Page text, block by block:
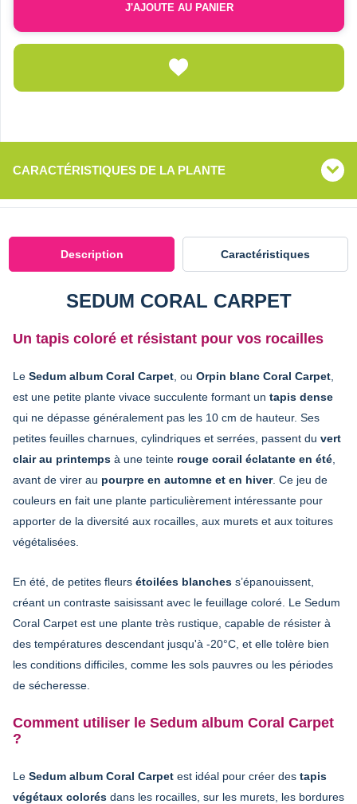
J'AJOUTE AU PANIER
CARACTÉRISTIQUES DE LA PLANTE
Description Caractéristiques
SEDUM CORAL CARPET
Un tapis coloré et résistant pour vos rocailles
Le Sedum album Coral Carpet , ou Orpin blanc Coral Carpet
est une petite plante vivace succulente formant un tapis dense
qui ne dépasse généralement pas les 10 cm de hauteur. Ses
petites feuilles charnues, cylindriques et serrées, passent du vert
clair au printemps à une teinte rouge corail éclatante en été
avant de virer au pourpre en automne et en hiver. Ce jeu de
couleurs en fait une plante particulièrement intéressante pour
apporter de la diversité aux rocailles, aux murets et aux toitures
végétalisées.
En été, de petites fleurs étoilées blanches s’épanouissent,
créant un contraste saisissant avec le feuillage coloré. Le Sedum
Coral Carpet est une plante très rustique, capable de résister à
des températures descendant jusqu'à -20°C, et elle tolère bien
les conditions difficiles, comme les sols pauvres ou les périodes
de sécheresse.
Comment utiliser le Sedum album Coral Carpet
?
Le Sedum album Coral Carpet est idéal pour créer des tapis
végétaux colorés dans les rocailles, sur les murets, les bordures